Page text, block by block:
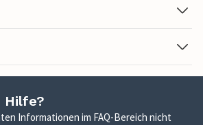
Hilfe?
Informationen im FAQ-Bereich nicht